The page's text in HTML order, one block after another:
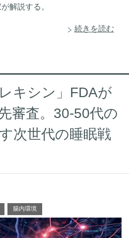
解説する。
続きを読む
キシン」FDAが
審査。30-50代の
次世代の睡眠戦
腸内環境